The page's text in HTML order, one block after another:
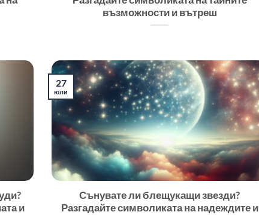
възможности и вътреш
и
Сънувате ли блещукащи звезди?
Разгадайте символиката на надеждите и
27
юли